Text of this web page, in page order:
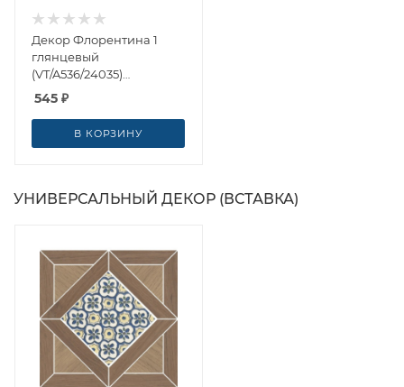
Декор Флорентина 1
глянцевый
(VT/A536/24035)
20x23.1x0.69 от Kerama
545 ₽
В КОРЗИНУ
УНИВЕРСАЛЬНЫЙ ДЕКОР (ВСТАВКА)